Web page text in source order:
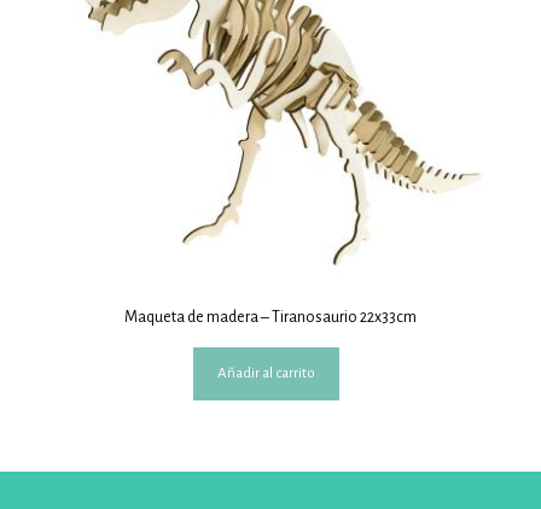
Maqueta de madera – Tiranosaurio 22x33cm
Añadir al carrito